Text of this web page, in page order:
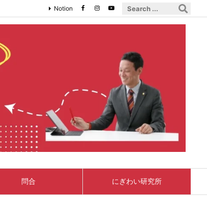
問合 にぎわい研究所
Notion